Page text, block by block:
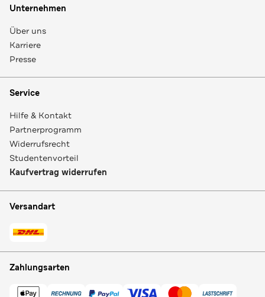
Unternehmen
Über uns
Karriere
Presse
Service
Hilfe & Kontakt
Partnerprogramm
Widerrufsrecht
Studentenvorteil
Kaufvertrag widerrufen
Versandart
Zahlungsarten